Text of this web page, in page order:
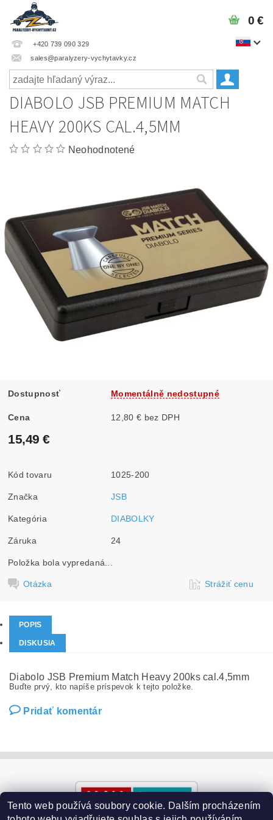
+420 739 090 329
sales@paralyzery-vychytavky.cz
0 €
DIABOLO JSB PREMIUM MATCH
HEAVY 200KS CAL.4,5MM
Neohodnotené
Dostupnosť Momentálně nedostupné
Cena 12,80 € bez DPH
15,49 €
Kód tovaru 1025-200
Značka JSB
Kategória DIABOLKY
Záruka 24
Položka bola vypredaná...
Otázka Strážiť cenu
POPIS
DISKUSIA
Diabolo JSB Premium Match Heavy 200ks cal.4,5mm
Buďte prvý, kto napíše príspevok k tejto položke.
Pridať komentár
Tento web používá soubory cookie. Dalším procházením